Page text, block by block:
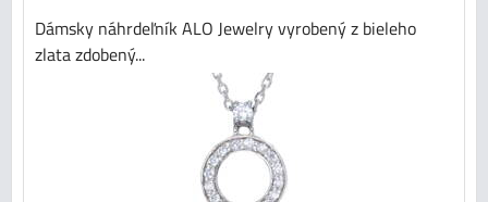
Dámsky náhrdeľník ALO Jewelry vyrobený z bieleho
zlata zdobený...